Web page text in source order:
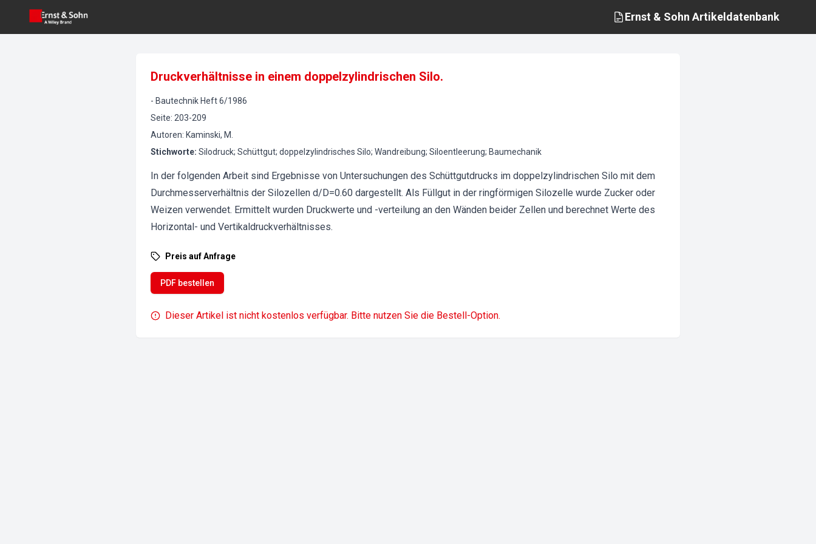
Ernst & Sohn Artikeldatenbank
Druckverhältnisse in einem doppelzylindrischen Silo.
- Bautechnik Heft6/1986
Seite: 203-209
Autoren: Kaminski, M.
Stichworte: Silodruck; Schüttgut; doppelzylindrisches Silo; Wandreibung; Siloentleerung; Baumechanik
In der folgenden Arbeit sind Ergebnisse von Untersuchungen des Schüttgutdrucks im doppelzylindrischen Silo mit dem
Durchmesserverhältnis der Silozellen d/D=0.60 dargestellt. Als Füllgut in der ringförmigen Silozelle wurde Zucker oder
Weizen verwendet. Ermittelt wurden Druckwerte und -verteilung an den Wänden beider Zellen und berechnet Werte des
Horizontal- und Vertikaldruckverhältnisses.
Preis auf Anfrage
PDF bestellen
Dieser Artikel ist nicht kostenlos verfügbar. Bitte nutzen Sie die Bestell-Option.